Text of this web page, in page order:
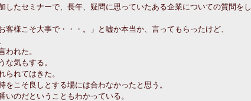
したセミナーで、長年、疑問に思っていたある企業についての質問をし
客様こそ大事で・・・。」と嘘か本当か、言ってもらったけど、
われた。
気もする。
れてはきた。
こそ良しとする場には合わなかったと思う。
のだということもわかっている。